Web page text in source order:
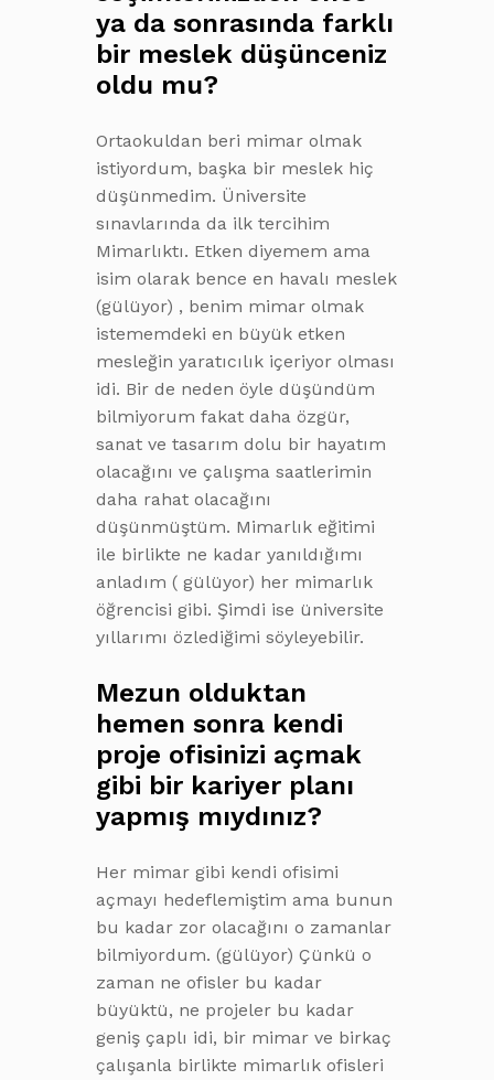
ya da sonrasında farklı
bir meslek düşünceniz
oldu mu?
Ortaokuldan beri mimar olmak
istiyordum, başka bir meslek hiç
düşünmedim. Üniversite
sınavlarında da ilk tercihim
Mimarlıktı. Etken diyemem ama
isim olarak bence en havalı meslek
(gülüyor) , benim mimar olmak
istememdeki en büyük etken
mesleğin yaratıcılık içeriyor olması
idi. Bir de neden öyle düşündüm
bilmiyorum fakat daha özgür,
sanat ve tasarım dolu bir hayatım
olacağını ve çalışma saatlerimin
daha rahat olacağını
düşünmüştüm. Mimarlık eğitimi
ile birlikte ne kadar yanıldığımı
anladım ( gülüyor) her mimarlık
öğrencisi gibi. Şimdi ise üniversite
yıllarımı özlediğimi söyleyebilir.
Mezun olduktan
hemen sonra kendi
proje ofisinizi açmak
gibi bir kariyer planı
yapmış mıydınız?
Her mimar gibi kendi ofisimi
açmayı hedeflemiştim ama bunun
bu kadar zor olacağını o zamanlar
bilmiyordum. (gülüyor) Çünkü o
zaman ne ofisler bu kadar
büyüktü, ne projeler bu kadar
geniş çaplı idi, bir mimar ve birkaç
çalışanla birlikte mimarlık ofisleri